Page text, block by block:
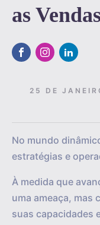
as Vendas
25 DE
No mundo
estratégias e
À medida que
uma ameaça, mas
suas capacidades